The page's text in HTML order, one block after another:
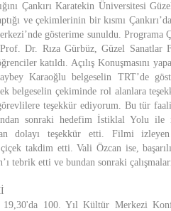
Çankırı Karatekin Üniversitesi
ve çekimlerinin bir kısmı
gösterime sunuldu. Programa
Prof. Dr. Rıza Gürbüz, Güzel
katıldı. Açılış Konuşmasını
Karaoğlu belgeselin TRT’de
belgeselin çekiminde rol alanlara
teşekkür ediyorum. Bu tür
sonraki hedefim İstiklal Yolu
dolayı teşekkür etti. Filmi
çiçek takdim etti. Vali Özcan ise,
tebrik etti ve bundan sonraki
100. Yıl Kültür Merkezi